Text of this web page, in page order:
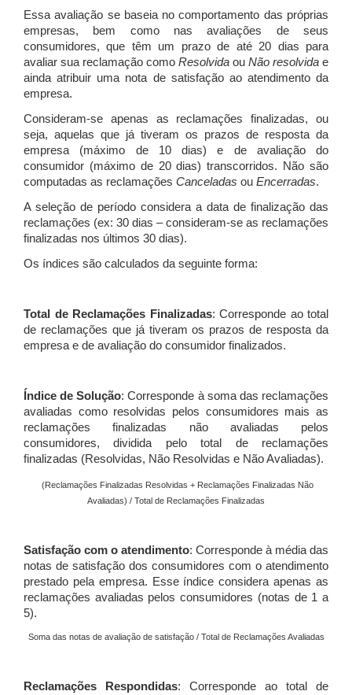
Essa avaliação se baseia no comportamento das próprias
empresas, bem como nas avaliações de seus
consumidores, que têm um prazo de até 20 dias para
avaliar sua reclamação como Resolvida ou Não resolvida e
ainda atribuir uma nota de satisfação ao atendimento da
empresa.
Consideram-se apenas as reclamações finalizadas, ou
seja, aquelas que já tiveram os prazos de resposta da
empresa (máximo de 10 dias) e de avaliação do
consumidor (máximo de 20 dias) transcorridos. Não são
computadas as reclamações Canceladas ou Encerradas.
A seleção de período considera a data de finalização das
reclamações (ex: 30 dias – consideram-se as reclamações
finalizadas nos últimos 30 dias).
Os índices são calculados da seguinte forma:
Total de Reclamações Finalizadas: Corresponde ao total
de reclamações que já tiveram os prazos de resposta da
empresa e de avaliação do consumidor finalizados.
Índice de Solução: Corresponde à soma das reclamações
avaliadas como resolvidas pelos consumidores mais as
reclamações finalizadas não avaliadas pelos
consumidores, dividida pelo total de reclamações
finalizadas (Resolvidas, Não Resolvidas e Não Avaliadas).
(Reclamações Finalizadas Resolvidas + Reclamações Finalizadas Não
Avaliadas) / Total de Reclamações Finalizadas
Satisfação com o atendimento: Corresponde à média das
notas de satisfação dos consumidores com o atendimento
prestado pela empresa. Esse índice considera apenas as
reclamações avaliadas pelos consumidores (notas de 1 a
5).
Soma das notas de avaliação de satisfação / Total de Reclamações Avaliadas
Reclamações Respondidas: Corresponde ao total de